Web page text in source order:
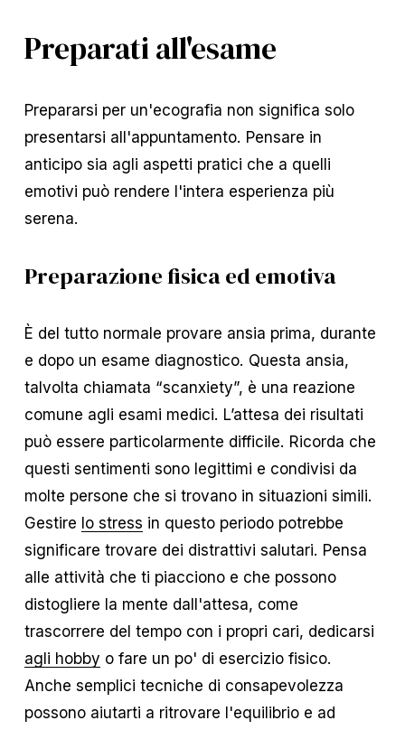
Preparati all'esame
Prepararsi per un'ecografia non significa solo
presentarsi all'appuntamento. Pensare in
anticipo sia agli aspetti pratici che a quelli
emotivi può rendere l'intera esperienza più
serena.
Preparazione fisica ed emotiva
È del tutto normale provare ansia prima, durante
e dopo un esame diagnostico. Questa ansia,
talvolta chiamata “scanxiety”, è una reazione
comune agli esami medici. L’attesa dei risultati
può essere particolarmente difficile. Ricorda che
questi sentimenti sono legittimi e condivisi da
molte persone che si trovano in situazioni simili.
Gestire lo stress in questo periodo potrebbe
significare trovare dei distrattivi salutari. Pensa
alle attività che ti piacciono e che possono
distogliere la mente dall'attesa, come
trascorrere del tempo con i propri cari, dedicarsi
agli hobby o fare un po' di esercizio fisico.
Anche semplici tecniche di consapevolezza
possono aiutarti a ritrovare l'equilibrio e ad